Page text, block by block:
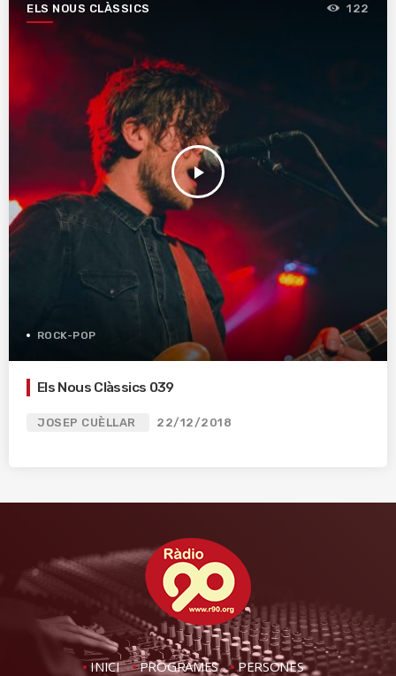
ELS NOUS CLÀSSICS
play_arrow
122
ROCK-POP
Els Nous Clàssics 039
JOSEP CUÈLLAR 22/12/2018
INICI PROGRAMES PERSONES